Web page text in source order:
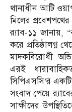
থানাধীন আটি
মিলের
র‍্যাব-১১ জানায়,
করে প্রতিষ্ঠালগ্ন
মাদকবিরোধী
এরই
সিপিএসসি’র
সংবাদ পেয়ে
সাক্ষীদের